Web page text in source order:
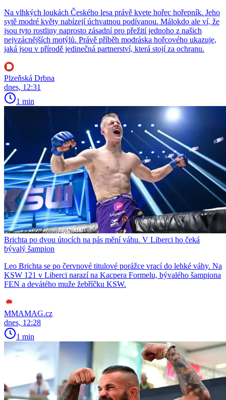
Na vlhkých loukách Českého lesa právě kvete hořec hořepník. Jeho
sytě modré květy nabízejí úchvatnou podívanou. Málokdo ale ví, že
jsou tyto rostliny naprosto zásadní pro přežití jednoho z našich
nejvzácnějších motýlů. Právě příběh modráska hořcového ukazuje,
jaká jsou v přírodě jedinečná partnerství, která stojí za ochranu.
Plzeňská Drbna
dnes, 12:31
1 min
Brichta po dvou útocích na pás mění váhu. V Liberci ho čeká
bývalý šampion
Leo Brichta se po červnové titulové porážce vrací do lehké váhy. Na
KSW 121 v Liberci narazí na Kacpera Formelu, bývalého šampiona
FEN a devátého muže žebříčku KSW.
MMAMAG.cz
dnes, 12:28
1 min